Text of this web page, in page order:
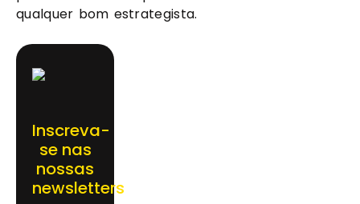
qualquer bom estrategista.
Inscreva-
se nas
nossas
newsletters